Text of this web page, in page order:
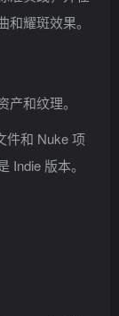
耀斑效果。
和纹理。
件和 Nuke 项
Indie 版本。